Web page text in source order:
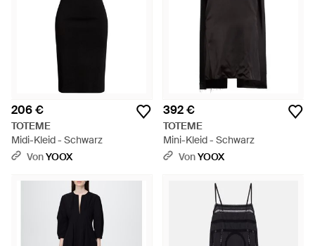
206 €
TOTEME
Midi-Kleid - Schwarz
VonYOOX
392 €
TOTEME
Mini-Kleid - Schwarz
VonYOOX